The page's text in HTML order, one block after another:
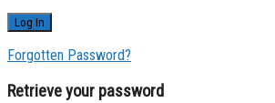
Forgotten Password?
Retrieve your password